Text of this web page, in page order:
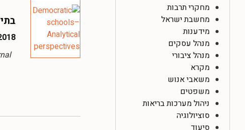
מחקרי תרבות
מחשבת ישראל
מידענות
מנהל עסקים
מנהל ציבורי
מקרא
משאבי אנוש
משפטים
ניהול מערכות בריאות
סוציולוגיה
סיעוד